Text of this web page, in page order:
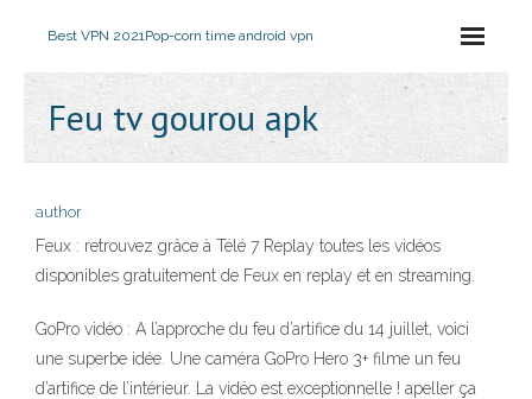
Best VPN 2021Pop-corn time android vpn
Feu tv gourou apk
author
Feux : retrouvez grâce à Télé 7 Replay toutes les vidéos
disponibles gratuitement de Feux en replay et en streaming.
GoPro vidéo : A l’approche du feu d’artifice du 14 juillet, voici
une superbe idée. Une caméra GoPro Hero 3+ filme un feu
d’artifice de l’intérieur. La vidéo est exceptionnelle ! apeller ça